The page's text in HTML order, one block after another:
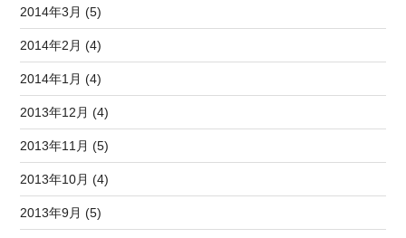
2014年3月 (5)
2014年2月 (4)
2014年1月 (4)
2013年12月 (4)
2013年11月 (5)
2013年10月 (4)
2013年9月 (5)